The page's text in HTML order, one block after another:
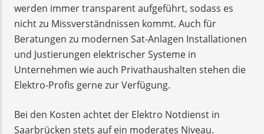
werden immer transparent aufgeführt, sodass es
nicht zu Missverständnissen kommt. Auch für
Beratungen zu modernen Sat-Anlagen Installationen
und Justierungen elektrischer Systeme in
Unternehmen wie auch Privathaushalten stehen die
Elektro-Profis gerne zur Verfügung.
Bei den Kosten achtet der Elektro Notdienst in
Saarbrücken stets auf ein moderates Niveau.